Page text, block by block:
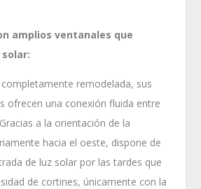
amplios ventanales que
remodelada, sus
ofrecen una conexión fluida entre
a la orientación de la
hacia el oeste, dispone de
de luz solar por las tardes que
de cortines, únicamente con la